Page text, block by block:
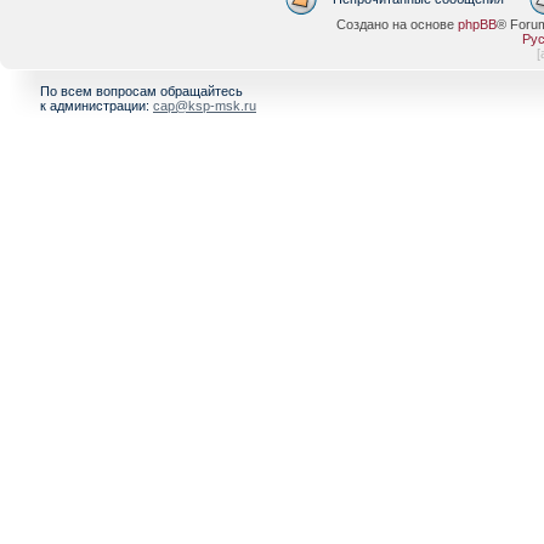
Создано на основе phpBB®
[
По всем вопросам обращайтесь
к администрации: cap@ksp-msk.ru